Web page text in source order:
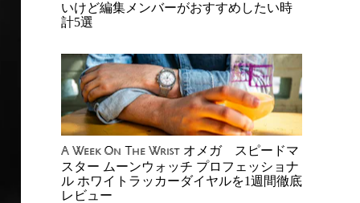
いけど編集メンバーがおすすめしたい時
計5選
A Week On The Wrist オメガ スピードマ
スター ムーンウォッチ プロフェッショナ
ル ホワイトラッカーダイヤルを1週間徹底
レビュー